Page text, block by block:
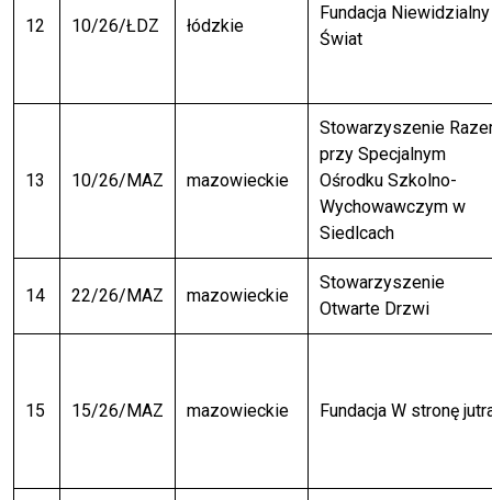
12 10/26/ŁDZ łódzkie
Fundacja Niewidzialny
Świat
13 10/26/MAZ mazowieckie
Stowarzyszenie
przy Specjalnym
Ośrodku Szkolno-
Wychowawczym w
Siedlcach
14 22/26/MAZ mazowieckie
Stowarzyszenie
Otwarte Drzwi
15 15/26/MAZ mazowieckie Fundacja W stronę